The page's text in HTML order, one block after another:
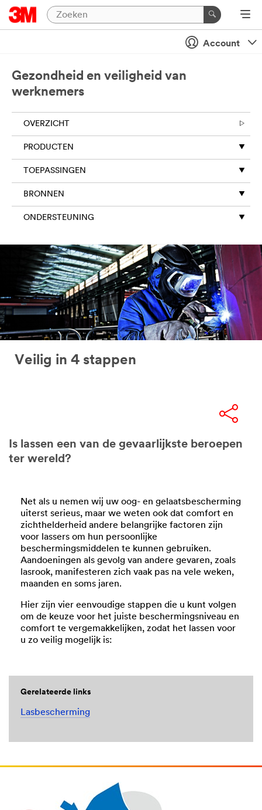
Account
Gezondheid en veiligheid van
werknemers
OVERZICHT
PRODUCTEN
TOEPASSINGEN
BRONNEN
ONDERSTEUNING
Veilig in 4 stappen
Is lassen een van de gevaarlijkste beroepen
ter wereld?
Net als u nemen wij uw oog- en gelaatsbescherming
uiterst serieus, maar we weten ook dat comfort en
zichthelderheid andere belangrijke factoren zijn
voor lassers om hun persoonlijke
beschermingsmiddelen te kunnen gebruiken.
Aandoeningen als gevolg van andere gevaren, zoals
lasrook, manifesteren zich vaak pas na vele weken,
maanden en soms jaren.
Hier zijn vier eenvoudige stappen die u kunt volgen
om de keuze voor het juiste beschermingsniveau en
comfort te vergemakkelijken, zodat het lassen voor
u zo veilig mogelijk is:
Gerelateerde links
Lasbescherming